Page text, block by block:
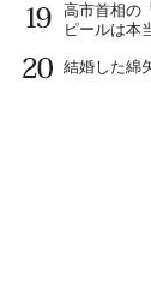
19
高市首相の
ピールは
20
結婚した綿